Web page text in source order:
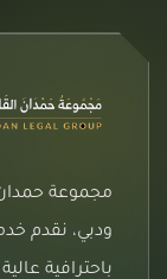
مجموعة حمدان
ودبي، نقدم
باحترافية